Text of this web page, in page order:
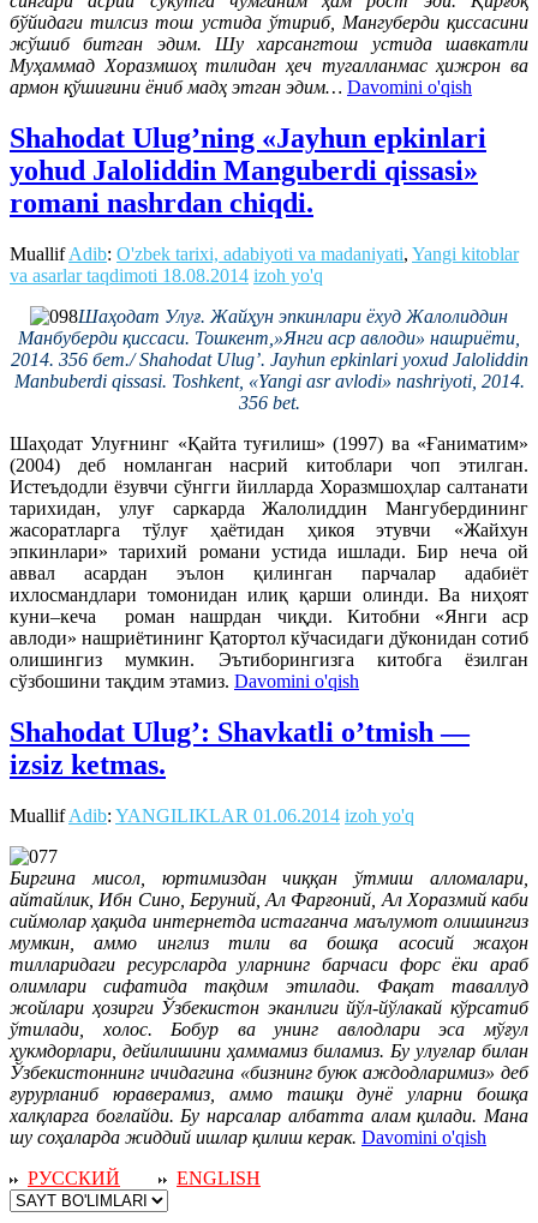
бўйидаги тилсиз тош устида ўтириб, Мангуберди қиссасини
жўшиб битган эдим. Шу харсангтош устида шавкатли
Муҳаммад Хоразмшоҳ тилидан ҳеч тугалланмас ҳижрон ва
армон қўшиғини ёниб мадҳ этган эдим… Davomini o'qish
Shahodat Ulug’ning «Jayhun epkinlari
yohud Jaloliddin Manguberdi qissasi»
romani nashrdan chiqdi.
MuallifAdib: O'zbek tarixi, adabiyoti va madaniyati, Yangi kitoblar
va asarlar taqdimoti 18.08.2014 izoh yo'q
Шаҳодат Улуғ. Жайҳун эпкинлари ёхуд Жалолиддин
Манбуберди қиссаси. Тошкент,»Янги аср авлоди» нашриёти,
2014. 356 бет./ Shahodat Ulug’. Jayhun epkinlari yoxud Jaloliddin
Manbuberdi qissasi. Toshkent, «Yangi asr avlodi» nashriyoti, 2014.
356 bet.
Шаҳодат Улуғнинг «Қайта туғилиш» (1997) ва «Ғаниматим»
(2004) деб номланган насрий китоблари чоп этилган.
Истеъдодли ёзувчи сўнгги йилларда Хоразмшоҳлар салтанати
тарихидан, улуғ саркарда Жалолиддин Мангубердининг
жасоратларга тўлуғ ҳаётидан ҳикоя этувчи «Жайхун
эпкинлари»тарихий романи устида ишлади. Бир неча ой
аввал асардан эълон қилинган парчалар адабиёт
ихлосмандлари томонидан илиқ қарши олинди. Ва ниҳоят
куни–кеча роман нашрдан чиқди. Китобни «Янги аср
авлоди» нашриётининг Қатортол кўчасидаги дўконидан сотиб
олишингиз мумкин. Эътиборингизга китобга ёзилган
сўзбошини тақдим этамиз. Davomini o'qish
Shahodat Ulug’: Shavkatli o’tmish —
izsiz ketmas.
MuallifAdib: YANGILIKLAR 01.06.2014 izoh yo'q
Биргина мисол, юртимиздан чиққан ўтмиш алломалари,
айтайлик, Ибн Сино, Беруний, Ал Фарғоний, Ал Хоразмий каби
сиймолар ҳақида интернетда истаганча маълумот олишингиз
мумкин, аммо инглиз тили ва бошқа асосий жаҳон
тилларидаги ресурсларда уларнинг барчаси форс ёки араб
олимлари сифатида тақдим этилади. Фақат таваллуд
жойлари ҳозирги Ўзбекистон эканлиги йўл-йўлакай кўрсатиб
ўтилади, холос. Бобур ва унинг авлодлари эса мўғул
ҳукмдорлари, дейилишини ҳаммамиз биламиз. Бу улуғлар билан
Ўзбекистоннинг ичидагина «бизнинг буюк аждодларимиз» деб
ғурурланиб юраверамиз, аммо ташқи дунё уларни бошқа
халқларга боғлайди. Бу нарсалар албатта алам қилади. Мана
шу соҳаларда жиддий ишлар қилиш керак. Davomini o'qish
РУССКИЙ
ENGLISH